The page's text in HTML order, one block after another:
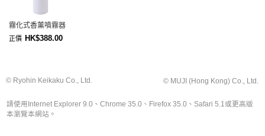
霧化式香薰噴霧器
正價 HK$388.00
© Ryohin Keikaku Co., Ltd. © MUJI (Hong Kong) Co., Ltd.
請使用Internet Explorer 9.0、Chrome 35.0、Firefox 35.0、Safari 5.1或更高版
本瀏覽本網站。